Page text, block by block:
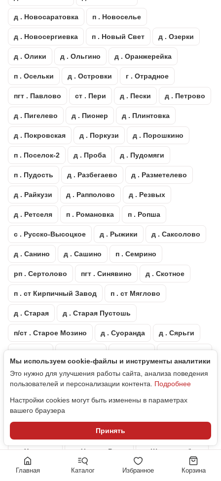
д . Новосаратовка п . Новоселье
д . Новосергиевка п . Новый Свет д . Озерки
д . Олики д . Ольгино д . Оранжерейка
п . Осельки д . Островки г . Отрадное
пгт . Павлово ст . Пери д . Пески д . Петрово
д . Пигелево д . Пионер д . Плинтовка
д . Покровская д . Поркузи д . Порошкино
п . Поселок-2 д . Проба д . Пудомяги
п . Пудость д . Разбегаево д . Разметелево
д . Райкузи д . Рапполово д . Резвых
д . Ретселя п . Романовка п . Ропша
с . Русско-Высоцкое д . Рыжики д . Саксолово
д . Санино д . Сашино п . Семрино
рп . Сертолово пгт . Синявино д . Скотное
п . ст Кирпичный Завод п . ст Мяглово
д . Старая д . Старая Пустошь
п/ст . Старое Мозино д . Суоранда д . Сярьги
д . Тавры пгт . Тайцы д . Телези п . Тельмана
массив . Тихвинка д . Токкари гп . Токсово
пгт . Ульяновка
д . Хапо-Ое
д . Хязельки д . Черная Речка г . Шлиссельбург
массив . Щеглово д . Энколово массив . Юкки
Главная Каталог Избранное Корзина
Мы используем cookie‑файлы и инструменты аналитики
Это нужно для улучшения работы сайта, анализа поведения
пользователей и персонализации контента. Подробнее
Настройки cookies могут быть изменены в параметрах
вашего браузера
Принять